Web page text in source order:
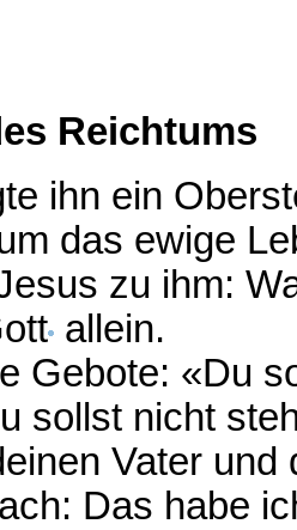
Reichtums
ihn ein
das ewige
zu ihm:
allein.
Gebote: «Du
sollst nicht
Vater und
Das habe